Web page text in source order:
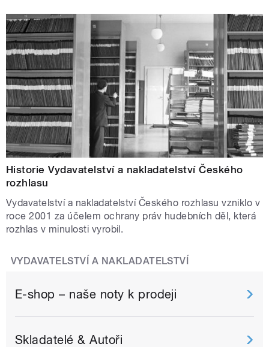
Historie Vydavatelství a nakladatelství Českého
rozhlasu
Vydavatelství a nakladatelství Českého rozhlasu vzniklo v
roce 2001 za účelem ochrany práv hudebních děl, která
rozhlas v minulosti vyrobil.
VYDAVATELSTVÍ A NAKLADATELSTVÍ
E-shop – naše noty k prodeji
Skladatelé & Autoři